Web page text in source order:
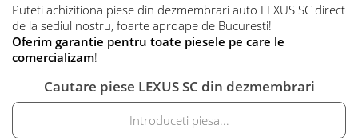
Puteti achizitiona piese din dezmembrari auto LEXUS SC direct
de la sediul nostru, foarte aproape de Bucuresti!
Oferim garantie pentru toate piesele pe care le
comercializam!
Cautare piese LEXUS SC din dezmembrari